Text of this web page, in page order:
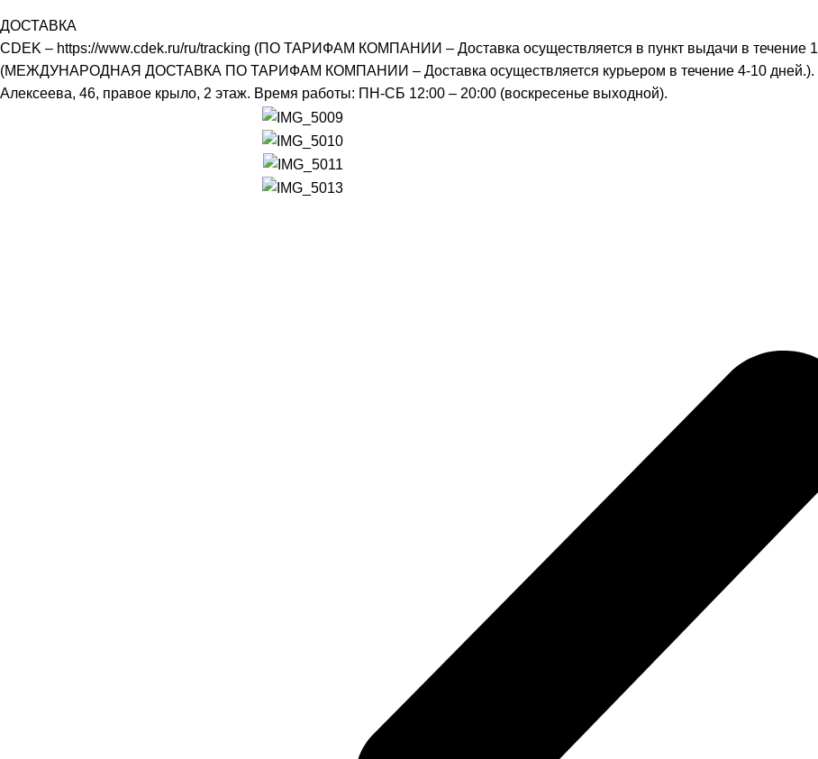
ДОСТАВКА
CDEK – https://www.cdek.ru/ru/tracking (ПО ТАРИФАМ КОМПАНИИ – Доставка осуществляется в пункт выдачи в течение
(МЕЖДУНАРОДНАЯ ДОСТАВКА ПО ТАРИФАМ КОМПАНИИ – Доставка осуществляется курьером в течение 4-10
Алексеева, 46, правое крыло, 2 этаж. Время работы: ПН-СБ 12:00 – 20:00 (воскресенье выходной).